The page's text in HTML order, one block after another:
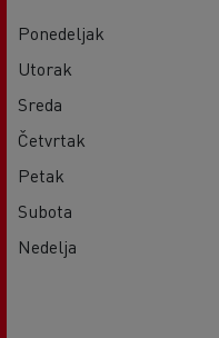
Ponedeljak
Utorak
Sreda
Četvrtak
Petak
Subota
Nedelja